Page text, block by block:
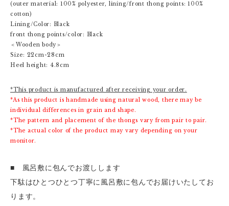
(outer material: 100% polyester, lining/front thong points: 100%
cotton)
Lining/Color: Black
front thong points/color: Black
＜Wooden body＞
Size: 22cm-28cm
Heel height: 4.8cm
*This product is manufactured after receiving your order.
*As this product is handmade using natural wood, there may be
individual differences in grain and shape.
*The pattern and placement of the thongs vary from pair to pair.
*The actual color of the product may vary depending on your
monitor.
■ 風呂敷に包んでお渡しします
下駄はひとつひとつ丁寧に風呂敷に包んでお届けいたしてお
ります。